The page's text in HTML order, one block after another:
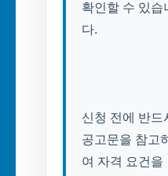
확인할 수 있습
신청 전에 반드
공고문을 참고
여 자격 요건을